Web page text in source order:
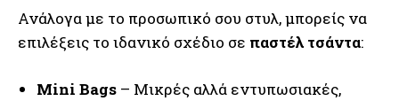
Ανάλογα με το προσωπικό σου στυλ, μπορείς να
επιλέξεις το ιδανικό σχέδιο σε παστέλ τσάντα:
Mini Bags – Μικρές αλλά εντυπωσιακές,